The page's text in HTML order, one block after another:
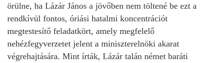
örülne, ha Lázár János a jövőben nem töltené be ezt a
rendkívül fontos, óriási hatalmi koncentrációt
megtestesítő feladatkört, amely megfelelő
nehézfegyverzetet jelent a miniszterelnöki akarat
végrehajtására. Mint írták, Lázár talán német baráti